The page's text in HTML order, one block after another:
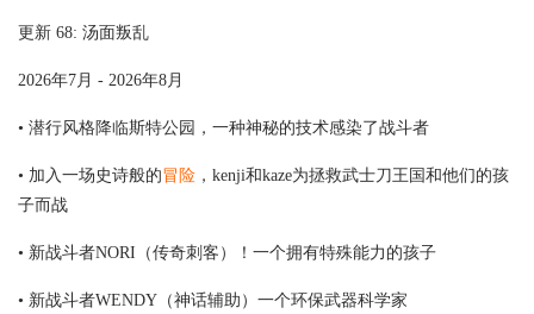
更新 68: 汤面叛乱
2026年7月 - 2026年8月
• 潜行风格降临斯特公园，一种神秘的技术感染了战斗者
• 加入一场史诗般的冒险 ，kenji和kaze为拯救武士刀王国和他们的孩
子而战
• 新战斗者NORI（传奇刺客）！一个拥有特殊能力的孩子
• 新战斗者WENDY（神话辅助）一个环保武器科学家